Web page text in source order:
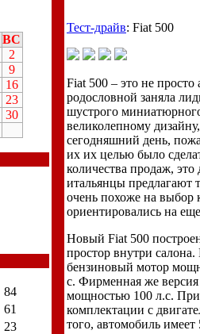
ВС
2
9
16
23
30
84
61
23
Тест-драйв: Fiat 500
Fiat 500 – это не
родословной заняла
шустрого
великолепному
сегодняшний день,
их их целью было
количества продаж,
итальянцы предлагают
очень похоже на выбор
ориентировались на
Новый Fiat 500
простор внутри
бензиновый мотор
с. Фирменная же
мощностью 100 л.с.
комплектации с
того, автомобиль имеет